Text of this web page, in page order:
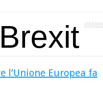
Brexit
l’Unione Europea fa